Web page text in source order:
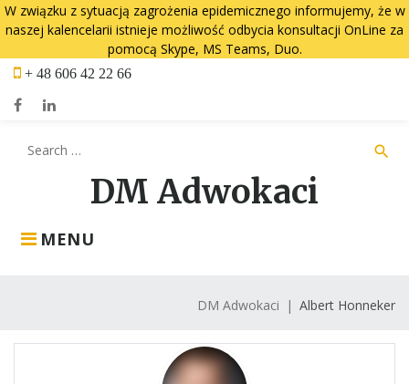
W związku z sytuacją zagrożenia epidemicznego informujemy, że w
naszej kalencelarii istnieje możliwość odbycia konsultacji OnLine za
pomocą Skype, MS Teams, Duo.
Skip
content
+ 48 606 42 22 66
DM Adwokaci
MENU
Search
search
DM Adwokaci | Albert Honneker